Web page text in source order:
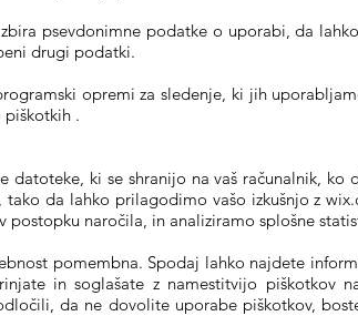
psevdonimne podatke o uporabi, da
drugi podatki.
opremi za sledenje, ki jih
piškotkih .
datoteke, ki se shranijo na vaš računalnik,
tako da lahko prilagodimo vašo izkušnjo z
postopku naročila, in analiziramo splošne
pomembna. Spodaj lahko najdete
in soglašate z namestitvijo piškotkov
da ne dovolite uporabe piškotkov,